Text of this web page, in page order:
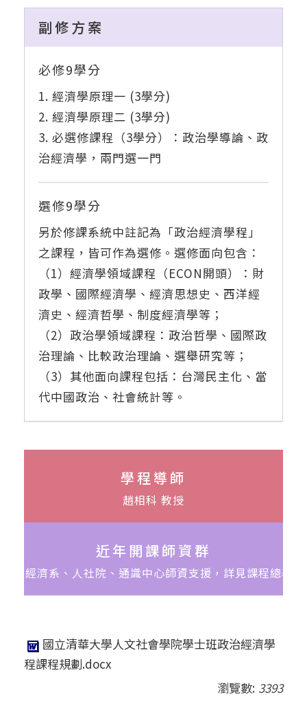
副修方案
必修9學分
經濟學原理一 (3學分)
經濟學原理二 (3學分)
必選修課程（3學分）：政治學導論、政
治經濟學，兩門選一門
選修9學分
另於修課系統中註記為「政治經濟學程」
之課程，皆可作為選修。選修面向包含：
（1）經濟學領域課程（ECON開頭）：財
政學、國際經濟學、經濟思想史、西洋經
濟史、經濟哲學、制度經濟學等；
（2）政治學領域課程：政治哲學、國際政
治理論、比較政治理論、選舉研究等；
（3）其他面向課程包括：台灣民主化、當
代中國政治、社會統計等。
學程導師
趙相科 教授
近年開課師資群
由經濟系、人社院、通識中心師資支援，詳見課程總表
國立清華大學人文社會學院學士班政治經濟學
程課程規劃.docx
瀏覽數: 3393